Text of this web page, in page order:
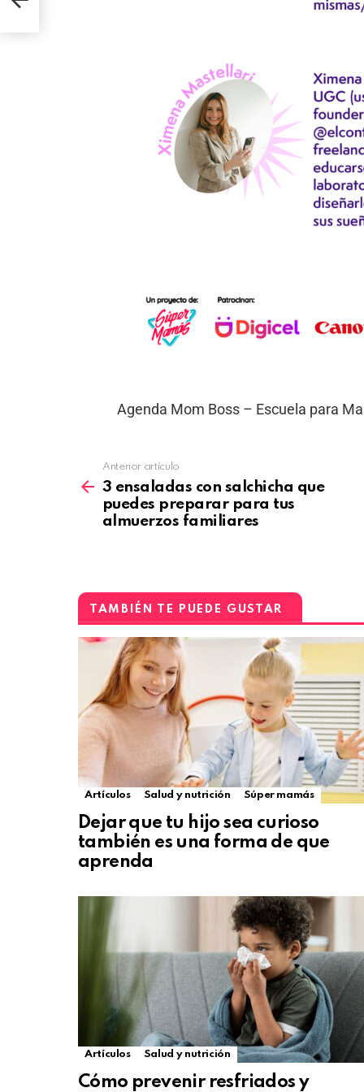
Agenda Mom Boss – Escuela para
Anterior artículo
3 ensaladas con salchicha que
puedes preparar para tus
almuerzos familiares
TAMBIÉN TE PUEDE GUSTAR
Artículos Salud y nutrición Súper mamás
Dejar que tu hijo sea curioso
también es una forma de que
aprenda
Artículos Salud y nutrición
Cómo prevenir resfriados y